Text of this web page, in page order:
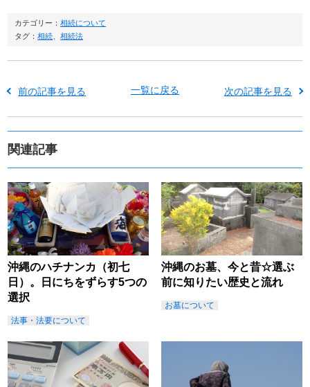
カテゴリー：相続について
タグ：相続 、相続法
前の記事を見る 一覧に戻る 次の記事を見る
関連記事
沖縄のハチナンカ（初七
日）。日にちをずらす5つの
選択
法事・法要について
沖縄のお墓、今と昔☆選ぶ
前に知りたい歴史と流れ
お墓について